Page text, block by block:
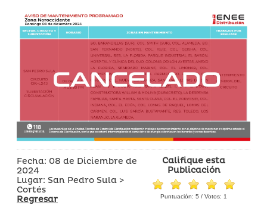
Fecha: 08 de Diciembre de
2024
Lugar: San Pedro Sula >
Cortés
Regresar
Califique esta
Publicación
Puntuación: 5 / Votos: 1